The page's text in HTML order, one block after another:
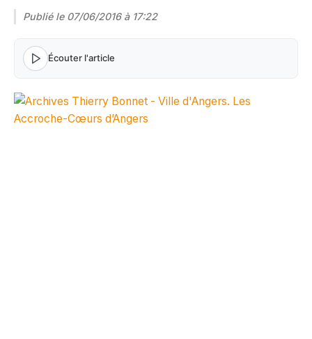
Publié le 07/06/2016 à 17:22
Écouter l'article